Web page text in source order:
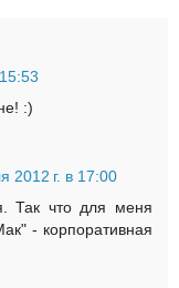
:)
2012 г. в 17:00
Так что для меня
- корпоративная